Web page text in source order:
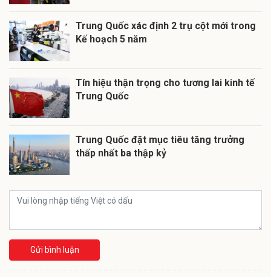
Trung Quốc xác định 2 trụ cột mới trong
Kế hoạch 5 năm
Tín hiệu thận trọng cho tương lai kinh tế
Trung Quốc
Trung Quốc đặt mục tiêu tăng trưởng
thấp nhất ba thập kỷ
Gửi bình luận